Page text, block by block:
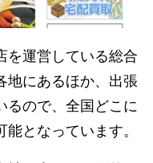
を運営している総合
地にあるほか、出張
るので、全国どこに
となっています。